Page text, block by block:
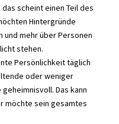
scheint einen Teil des
Hintergründe
und mehr über Personen
stehen.
Persönlichkeit täglich
oder weniger
Das kann
möchte sein gesamtes